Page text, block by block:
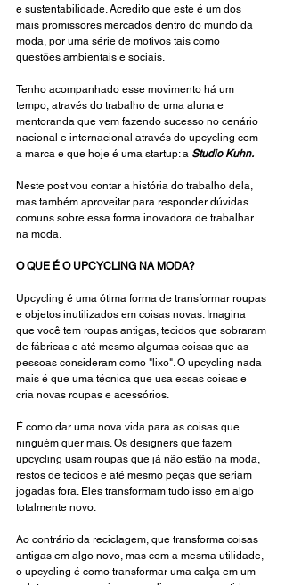
e sustentabilidade. Acredito que este é um dos
mais promissores mercados dentro do mundo da
moda, por uma série de motivos tais como
questões ambientais e sociais.
Tenho acompanhado esse movimento há um
tempo, através do trabalho de uma aluna e
mentoranda que vem fazendo sucesso no cenário
nacional e internacional através do upcycling com
a marca e que hoje é uma startup: a Studio Kuhn.
Neste post vou contar a história do trabalho dela,
mas também aproveitar para responder dúvidas
comuns sobre essa forma inovadora de trabalhar
na moda.
O QUE É O UPCYCLING NA MODA?
Upcycling é uma ótima forma de transformar roupas
e objetos inutilizados em coisas novas. Imagina
que você tem roupas antigas, tecidos que sobraram
de fábricas e até mesmo algumas coisas que as
pessoas consideram como "lixo". O upcycling nada
mais é que uma técnica que usa essas coisas e
cria novas roupas e acessórios.
É como dar uma nova vida para as coisas que
ninguém quer mais. Os designers que fazem
upcycling usam roupas que já não estão na moda,
restos de tecidos e até mesmo peças que seriam
jogadas fora. Eles transformam tudo isso em algo
totalmente novo.
Ao contrário da reciclagem, que transforma coisas
antigas em algo novo, mas com a mesma utilidade,
o upcycling é como transformar uma calça em um